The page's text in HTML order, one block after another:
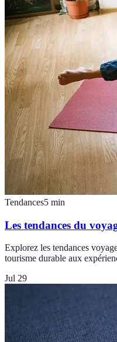
Tendances5 min
Les tendances du
Explorez les tendances
tourisme durable aux
Jul 29